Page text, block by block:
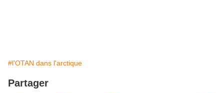
#l'OTAN dans l'arctique
Partager